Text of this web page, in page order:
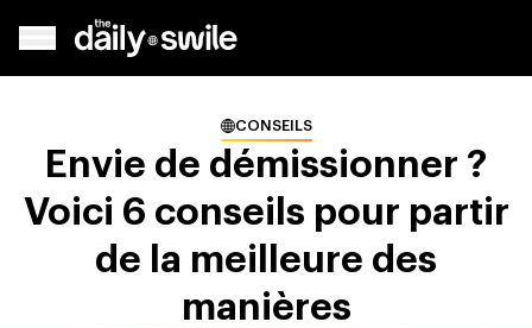
CONSEILS
Envie de démissionner ?
Voici 6 conseils pour partir
de la meilleure des
manières